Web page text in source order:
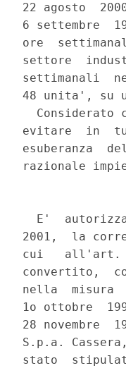
22 agosto
6 settembre
ore
settore
settimanali
48 unita', su
Considerato
evitare  in
esuberanza
razionale
E'
2001,  la
cui   all'art.
convertito,
nella  misura
1o ottobre
28 novembre
S.p.a.
stato